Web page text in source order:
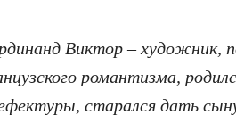
Виктор – художник,
романтизма,
старался дать